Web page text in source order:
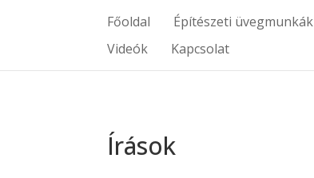
Főoldal Építészeti üvegmunkák
Videók
Kapcsolat
Írások